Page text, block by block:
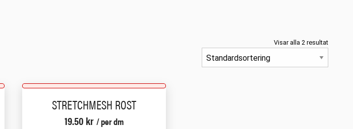
Visar alla 2 resultat
STRETCHMESH ROST
19.50 kr / per dm